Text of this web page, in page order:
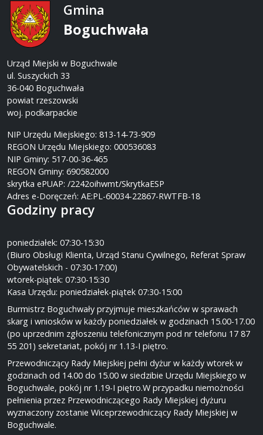
Gmina
Boguchwała
Urząd Miejski w Boguchwale
ul. Suszyckich 33
36-040 Boguchwała
powiat rzeszowski
woj. podkarpackie
NIP Urzędu Miejskiego: 813-14-73-909
REGON Urzędu Miejskiego: 000536083
NIP Gminy: 517-00-36-465
REGON Gminy: 690582000
skrytka ePUAP: /2242oihwmt/SkrytkaESP
Adres e-Doręczeń: AE:PL-60034-22867-RWTFB-18
Godziny pracy
poniedziałek: 07:30-15:30
(Biuro Obsługi Klienta, Urząd Stanu Cywilnego, Referat Spraw
Obywatelskich - 07:30-17:00)
wtorek-piątek: 07:30-15:30
Kasa Urzędu: poniedziałek-piątek 07:30-15:00
Burmistrz Boguchwały przyjmuje mieszkańców w sprawach
skarg i wniosków w każdy poniedziałek w godzinach 15.00-17.00
(po uprzednim zgłoszeniu telefonicznym pod nr telefonu 17 87
55 201) sekretariat, pokój nr 1.13-I piętro.
Przewodniczący Rady Miejskiej pełni dyżur w każdy wtorek w
godzinach od 14.00 do 15.00 w siedzibie Urzędu Miejskiego w
Boguchwale, pokój nr 1.19-I piętro.W przypadku niemożności
pełnienia przez Przewodniczącego Rady Miejskiej dyżuru
wyznaczony zostanie Wiceprzewodniczący Rady Miejskiej w
Boguchwale.